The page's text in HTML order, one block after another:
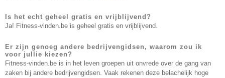
Is het echt geheel gratis en vrijblijvend?
Ja! Fitness-vinden.be is geheel gratis en vrijblijvend.
Er zijn genoeg andere bedrijvengidsen, waarom zou ik
voor jullie kiezen?
Fitness-vinden.be is in het leven groepen uit onvrede over de gang van
zaken bij andere bedrijvengidsen. Vaak rekenen deze belachelijk hoge